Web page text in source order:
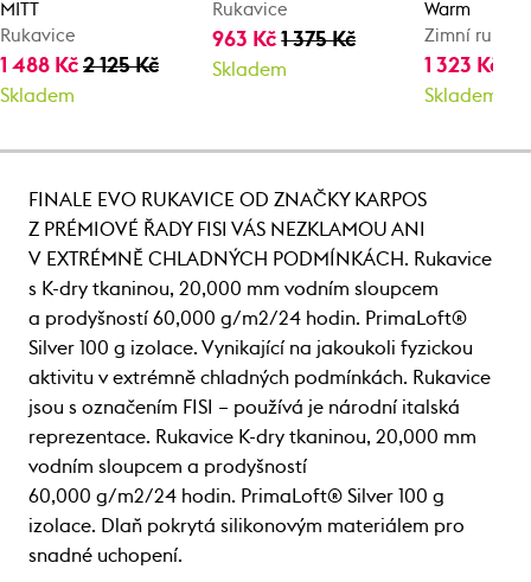
MITT
Rukavice
1 488 Kč 2 125 Kč
Skladem
Rukavice
963 Kč1 375 Kč
Skladem
Warm
Zimní
1 323 Kč
Skladem
FINALE EVO RUKAVICE OD ZNAČKY KARPOS
Z PRÉMIOVÉ ŘADY FISI VÁS NEZKLAMOU ANI
V EXTRÉMNĚ CHLADNÝCH PODMÍNKÁCH. Rukavice
s K-dry tkaninou, 20,000 mm vodním sloupcem
a prodyšností 60,000 g/m2/24 hodin. PrimaLoft®
Silver 100 g izolace. Vynikající na jakoukoli fyzickou
aktivitu v extrémně chladných podmínkách. Rukavice
jsou s označením FISI – používá je národní italská
reprezentace. Rukavice K-dry tkaninou, 20,000 mm
vodním sloupcem a prodyšností
60,000 g/m2/24 hodin. PrimaLoft® Silver 100 g
izolace. Dlaň pokrytá silikonovým materiálem pro
snadné uchopení.